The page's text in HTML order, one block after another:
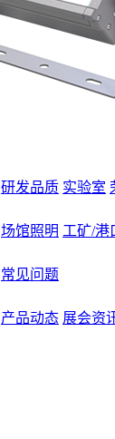
研发品质 实验室
场馆照明 工矿/港
常见问题
产品动态 展会资